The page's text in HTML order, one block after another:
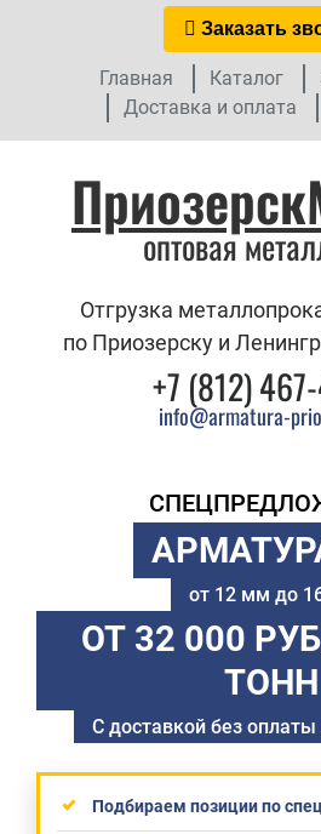
Заказать
Главная Каталог
Доставка и оплата
оптовая
Отгрузка
по Приозерску и
+7 (812)
info@armatura-
от 12 мм до
ОТ 32 000
ТОНН
С доставкой без оплаты
Подбираем позиции по